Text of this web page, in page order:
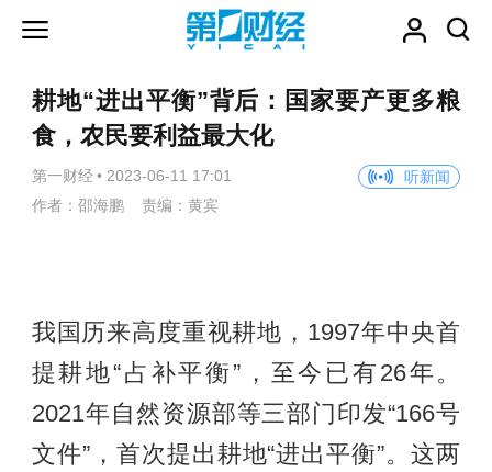
耕地“进出平衡”背后：国家要产更多粮
食，农民要利益最大化
第一财经 • 2023-06-11 17:01
听新闻
作者：邵海鹏 责编：黄宾
我国历来高度重视耕地，1997年中央首
提耕地“占补平衡”，至今已有26年。
2021年自然资源部等三部门印发“166号
文件”，首次提出耕地“进出平衡”。这两